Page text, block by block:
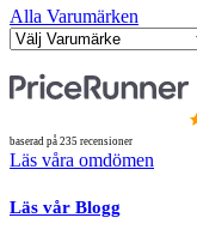
Alla Varumärken
baserad på 235 recensioner
Läs våra omdömen
Läs vår Blogg